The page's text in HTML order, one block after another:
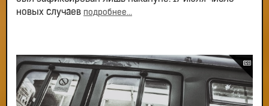
новых случаев подробнее...